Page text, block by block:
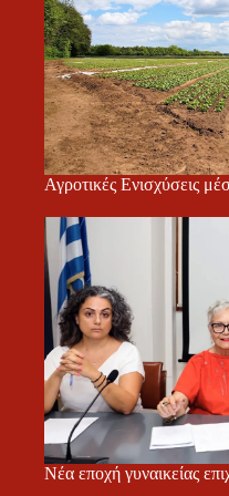
Αγροτικές Ενισχύσεις
Νέα εποχή γυναικείας